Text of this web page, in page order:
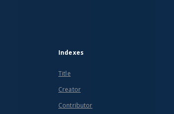
Indexes
Title
Creator
Contributor